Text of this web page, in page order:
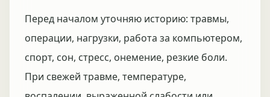
Перед началом уточняю историю: травмы,
операции, нагрузки, работа за компьютером,
спорт, сон, стресс, онемение, резкие боли.
При свежей травме, температуре,